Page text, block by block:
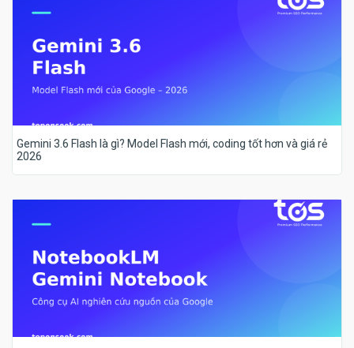
Gemini 3.6 Flash là gì? Model Flash mới, coding tốt hơn và giá rẻ
2026